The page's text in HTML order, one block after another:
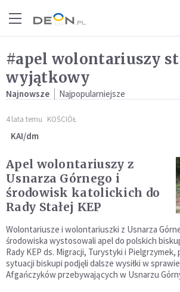
#apel wolontariuszy
wyjątkowy
Najnowsze Najpopularniejsze
4 lata temu KOŚCIÓŁ
KAI/dm
Apel wolontariuszy z
Usnarza Górnego i
środowisk katolickich do
Rady Stałej KEP
Wolontariusze i wolontariuszki z Usnarza
środowiska wystosowali apel do polskich
Rady KEP ds. Migracji, Turystyki i
sytuacji biskupi podjęli dalsze wysiłki w
Afgańczyków przebywających w Usnarzu